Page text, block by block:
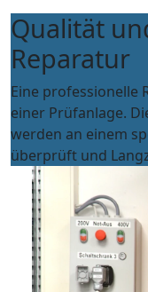
Qualität
Reparatur
Eine professionelle
einer Prüfanlage.
werden an einem
überprüft und